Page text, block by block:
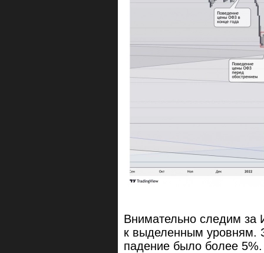
Внимательно следим
к выделенным уровням.
падение было более